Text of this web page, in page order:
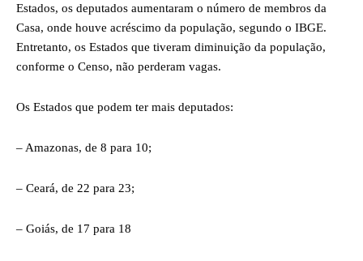
Estados, os deputados aumentaram o número de membros da
Casa, onde houve acréscimo da população, segundo o IBGE.
Entretanto, os Estados que tiveram diminuição da população,
conforme o Censo, não perderam vagas.
Os Estados que podem ter mais deputados:
– Amazonas, de 8 para 10;
– Ceará, de 22 para 23;
– Goiás, de 17 para 18